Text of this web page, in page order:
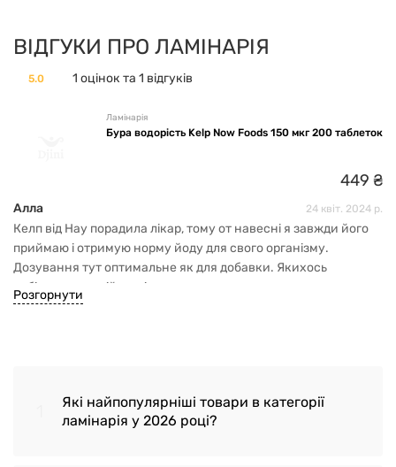
ВІДГУКИ ПРО ЛАМІНАРІЯ
5.0 1 оцінок та 1 відгуків
Ламінарія
Бура водорість Kelp Now Foods 150 мкг 200 таблеток
449 ₴
Алла 24 квіт. 2024 р.
Келп від Нау порадила лікар, тому от навесні я завжди його
приймаю і отримую норму йоду для свого організму.
Дозування тут оптимальне як для добавки. Якихось
побічних реакцій не відчула.
Розгорнути
Які найпопулярніші товари в категорії
ламінарія у 2026 році?